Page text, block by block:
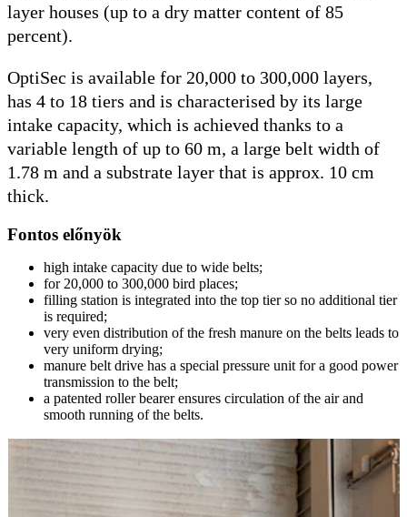
layer houses (up to a dry matter content of 85
percent).
OptiSec is available for 20,000 to 300,000 layers,
has 4 to 18 tiers and is characterised by its large
intake capacity, which is achieved thanks to a
variable length of up to 60 m, a large belt width of
1.78 m and a substrate layer that is approx. 10 cm
thick.
Fontos előnyök
high intake capacity due to wide belts;
for 20,000 to 300,000 bird places;
filling station is integrated into the top tier so no additional tier
is required;
very even distribution of the fresh manure on the belts leads to
very uniform drying;
manure belt drive has a special pressure unit for a good power
transmission to the belt;
a patented roller bearer ensures circulation of the air and
smooth running of the belts.